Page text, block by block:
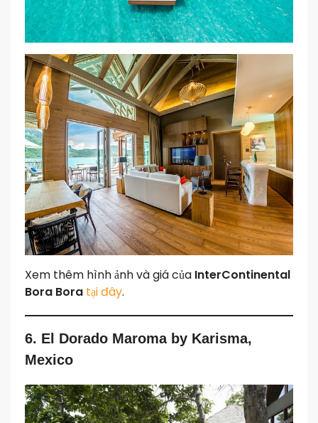
Xem thêm hình ảnh và giá của InterContinental
Bora Bora tại đây.
6. El Dorado Maroma by Karisma,
Mexico